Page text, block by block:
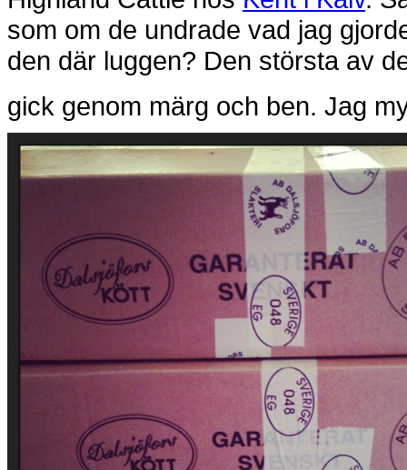
som om de undrade vad jag
den där luggen? Den största av
gick genom märg och ben. Jag